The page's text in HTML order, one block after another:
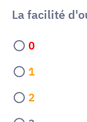
La facilité
0
1
2